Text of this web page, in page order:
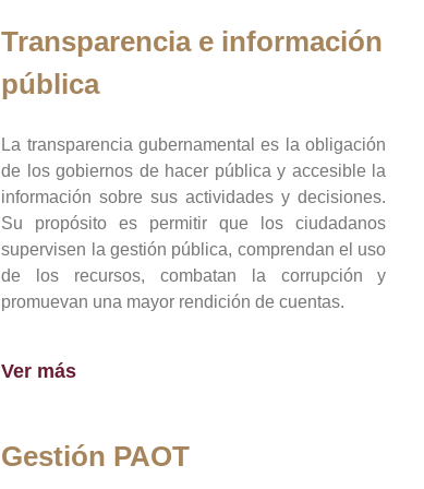
Transparencia e información
pública
La transparencia gubernamental es la obligación
de los gobiernos de hacer pública y accesible la
información sobre sus actividades y decisiones.
Su propósito es permitir que los ciudadanos
supervisen la gestión pública, comprendan el uso
de los recursos, combatan la corrupción y
promuevan una mayor rendición de cuentas.
Ver más
Gestión PAOT